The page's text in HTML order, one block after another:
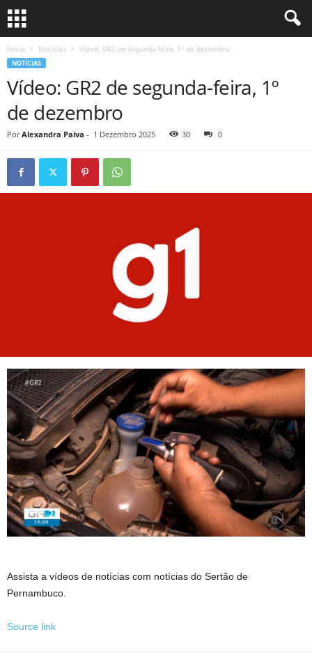
Início Notícias Vídeo: GR2 de segunda-feira, 1º de dezembro
NOTÍCIAS
Vídeo: GR2 de segunda-feira, 1º
de dezembro
Por Alexandra Paiva - 1 Dezembro 2025 30 0
Assista a vídeos de notícias com notícias do Sertão de
Pernambuco.
Source link